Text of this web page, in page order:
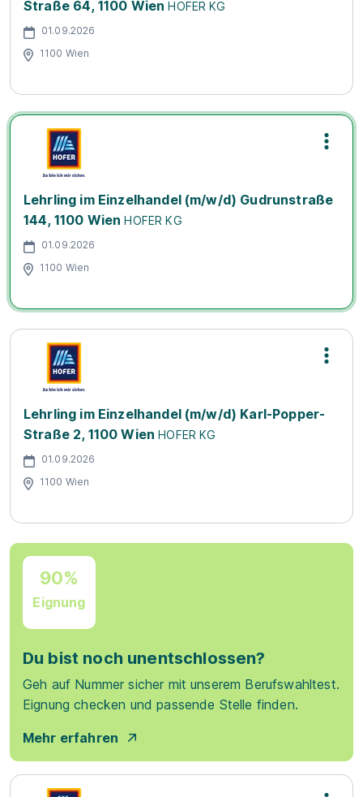
Straße 64, 1100 Wien HOFER KG
01.09.2026
1100 Wien
Lehrling im Einzelhandel (m/w/d) Gudrunstraße
144, 1100 Wien HOFER KG
01.09.2026
1100 Wien
Lehrling im Einzelhandel (m/w/d) Karl-Popper-
Straße 2, 1100 Wien HOFER KG
01.09.2026
1100 Wien
90%
Eignung
Du bist noch unentschlossen?
Geh auf Nummer sicher mit unserem Berufswahltest.
Eignung checken und passende Stelle finden.
Mehr erfahren